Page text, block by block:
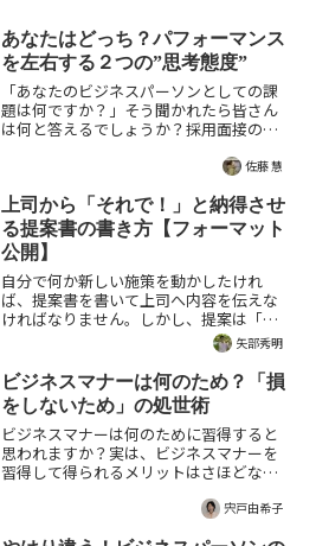
あなたはどっち？パフォーマンス
を左右する２つの”思考態度”
「あなたのビジネスパーソンとしての課
題は何ですか？」そう聞かれたら皆さん
は何と答えるでしょうか？採用面接の
考態度を知るよう努めるそうです。パフ
は何か？詳しく解説された記事です。
佐藤 慧
上司から「それで！」と納得させ
る提案書の書き方【フォーマット
公開】
自分で何か新しい施策を動かしたけれ
ば、提案書を書いて上司へ内容を伝えな
ければなりません。しかし、提案は「通
そう」とするとむしろ上手くいかなくな
ると言います。ではどうしたらよいでし
ょうか？上司を納得させる”通る提案
書”の書き方を指南する記事です。フォー
マット公開。
矢部秀明
ビジネスマナーは何のため？「損
をしないため」の処世術
ビジネスマナーは何のために習得すると
思われますか？実は、ビジネスマナーを
習得して得られるメリットはさほどない
り大きいです。ビジネスマナーの実質的
宍戸由希子